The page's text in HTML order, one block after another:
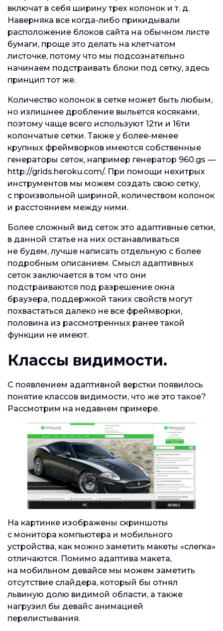
включат в себя ширину трех колонок и т. д.
Наверняка все когда-либо прикидывали
расположение блоков сайта на обычном листе
бумаги, проще это делать на клетчатом
листочке, потому что мы подсознательно
начинаем подстраивать блоки под сетку, здесь
принцип тот же.
Количество колонок в сетке может быть любым,
но излишнее дробление выльется косяками,
поэтому чаще всего используют 12ти и 16ти
колончатые сетки. Также у более-менее
крупных фреймворков имеются собственные
генераторы сеток, например генератор 960.gs —
http://grids.heroku.com/. При помощи нехитрых
инструментов мы можем создать свою сетку,
с произвольной шириной, количеством колонок
и расстоянием между ними.
Более сложный вид сеток это адаптивные сетки,
в данной статье на них останавливаться
не будем, лучше написать отдельную с более
подробным описанием. Смысл адаптивных
сеток заключается в том что они
подстраиваются под разрешение окна
браузера, поддержкой таких свойств могут
похвастаться далеко не все фреймворки,
половина из рассмотренных ранее такой
функции не имеют.
Классы видимости.
С появлением адаптивной верстки появилось
понятие классов видимости, что же это такое?
Рассмотрим на недавнем примере.
На картинке изображены скриншоты
с монитора компьютера и мобильного
устройства, как можно заметить макеты «слегка»
отличаются. Помимо адаптива макета,
на мобильном девайсе мы можем заметить
отсутствие слайдера, который бы отнял
львиную долю видимой области, а также
нагрузил бы девайс анимацией
перелистывания.